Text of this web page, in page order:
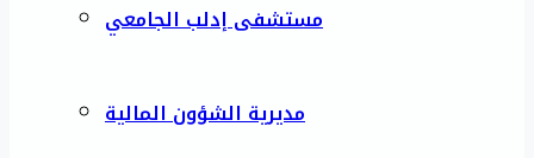
مستشفى إدلب الجامعي
مديرية الشؤون المالية